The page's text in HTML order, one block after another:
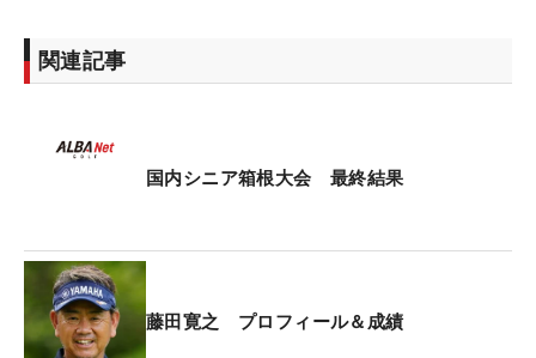
関連記事
国内シニア箱根大会 最終結果
藤田寛之 プロフィール＆成績